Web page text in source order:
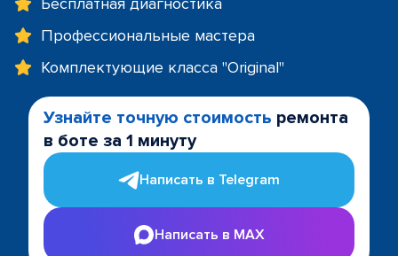
Профессиональные мастера
Комплектующие класса "Original"
Узнайте точную стоимость ремонта
в боте за 1 минуту
Написать в Telegram
Написать в MAX